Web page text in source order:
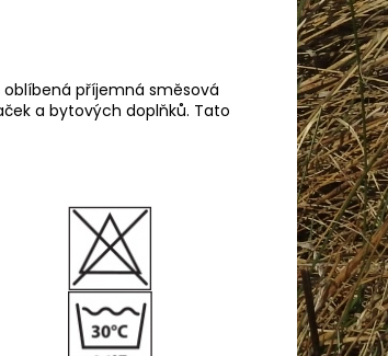
oblíbená příjemná směsová
a bytových doplňků. Tato